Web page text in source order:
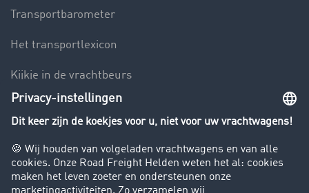
Transportbarometer
Het transportlexicon
Kijkje in de vrachtbeurs
Rijverbod voor vrachtwagens
Bedrijf
Success Stories